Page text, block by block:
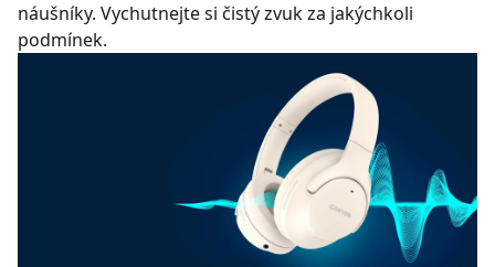
náušníky. Vychutnejte si čistý zvuk za jakýchkoli
podmínek.